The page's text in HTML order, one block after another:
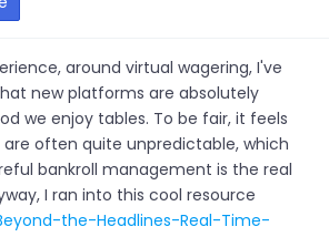
around virtual wagering, I've
new platforms are absolutely
we enjoy tables. To be fair, it feels
often quite unpredictable, which
bankroll management is the real
I ran into this cool resource
the-Headlines-Real-Time-